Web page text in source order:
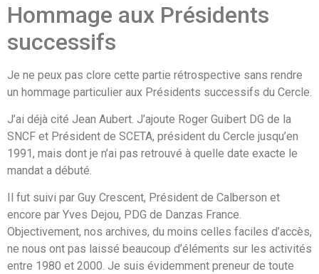
Hommage aux Présidents
successifs
Je ne peux pas clore cette partie rétrospective sans rendre
un hommage particulier aux Présidents successifs du Cercle.
J’ai déjà cité Jean Aubert. J’ajoute Roger Guibert DG de la
SNCF et Président de SCETA, président du Cercle jusqu’en
1991, mais dont je n’ai pas retrouvé à quelle date exacte le
mandat a débuté.
Il fut suivi par Guy Crescent, Président de Calberson et
encore par Yves Dejou, PDG de Danzas France.
Objectivement, nos archives, du moins celles faciles d’accès,
ne nous ont pas laissé beaucoup d’éléments sur les activités
entre 1980 et 2000. Je suis évidemment preneur de toute